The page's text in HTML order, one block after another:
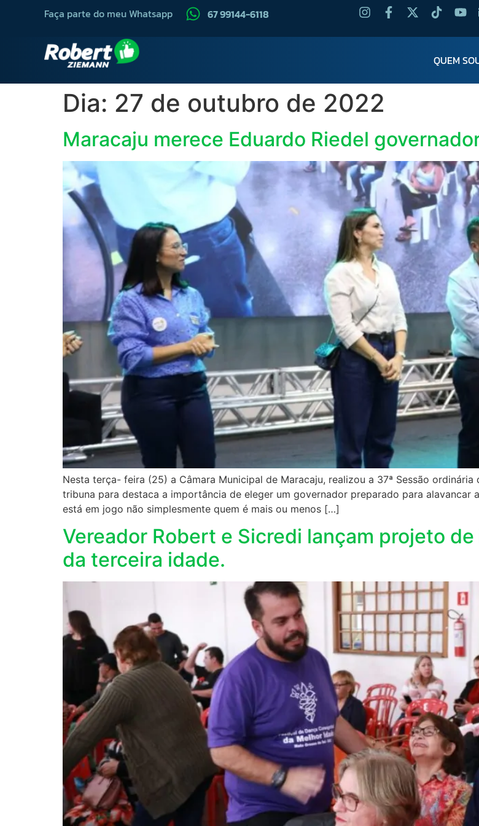
Faça parte do meu Whatsapp 67 99144-6118
QUEM
Dia: 27 de outubro de 2022
Maracaju merece Eduardo Riedel
Nesta terça- feira (25) a Câmara Municipal de Maracaju, realizou a 37ª Sessão
tribuna para destaca a importância de eleger um governador preparado para alavancar
está em jogo não simplesmente quem é mais ou menos […]
Vereador Robert e Sicredi lançam projeto
da terceira idade.